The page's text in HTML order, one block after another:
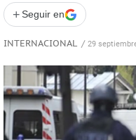
+ Seguir en
INTERNACIONAL / 29